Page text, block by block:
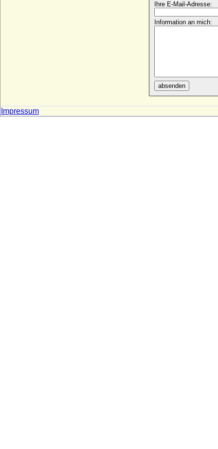
Ihre E-Mail-Adresse:
Information an mich:
absenden
Przemyslaw II. von Polen (Przemysl II,
Krol Polski)
Impressum